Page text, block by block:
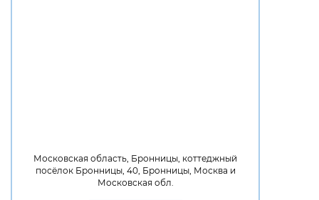
Московская область, Бронницы, коттеджный
посёлок Бронницы, 40, Бронницы, Москва и
Московская обл.